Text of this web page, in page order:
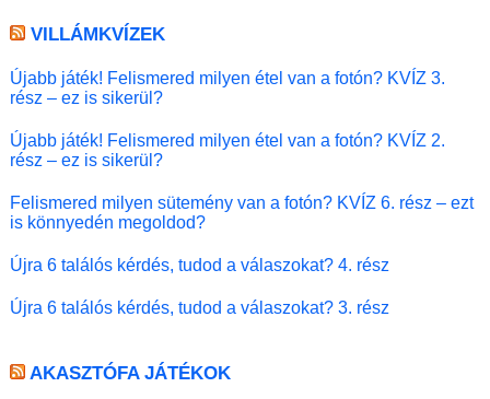
VILLÁMKVÍZEK
Újabb játék! Felismered milyen étel van a fotón? KVÍZ 3.
rész – ez is sikerül?
Újabb játék! Felismered milyen étel van a fotón? KVÍZ 2.
rész – ez is sikerül?
Felismered milyen sütemény van a fotón? KVÍZ 6. rész – ezt
is könnyedén megoldod?
Újra 6 találós kérdés, tudod a válaszokat? 4. rész
Újra 6 találós kérdés, tudod a válaszokat? 3. rész
AKASZTÓFA JÁTÉKOK